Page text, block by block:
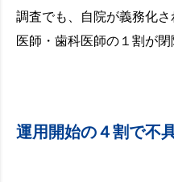
調査でも、自院が義務化
医師・歯科医師の１割が閉
運用開始の４割で不